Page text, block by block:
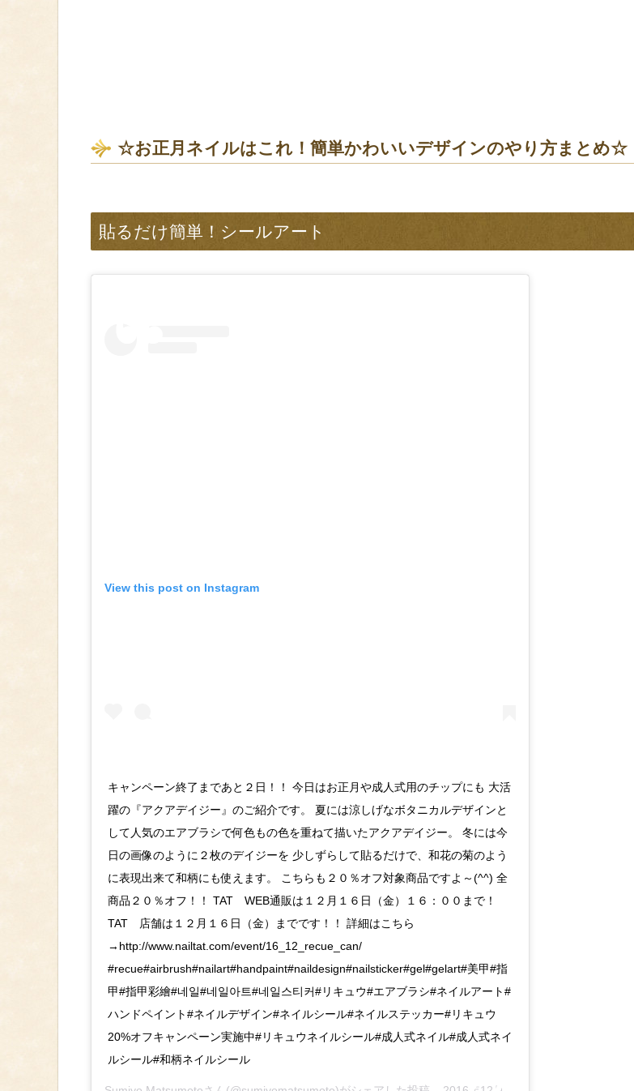
☆お正月ネイルはこれ！簡単かわいいデザインのやり方まとめ☆
貼るだけ簡単！シールアート
View this post on Instagram
キャンペーン終了まであと２日！！ 今日はお正月や成人式用のチップにも 大活
躍の『アクアデイジー』のご紹介です。 夏には涼しげなボタニカルデザインと
して人気のエアブラシで何色もの色を重ねて描いたアクアデイジー。 冬には今
日の画像のように２枚のデイジーを 少しずらして貼るだけで、和花の菊のよう
に表現出来て和柄にも使えます。 こちらも２０％オフ対象商品ですよ～(^^) 全
商品２０％オフ！！ TAT WEB通販は１２月１６日（金）１６：００まで！
TAT 店舗は１２月１６日（金）までです！！ 詳細はこちら
→http://www.nailtat.com/event/16_12_recue_can/
#recue#airbrush#nailart#handpaint#naildesign#nailsticker#gel#gelart#美甲#指
甲#指甲彩繪#네일#네일아트#네일스티커#リキュウ#エアブラシ#ネイルアート#
ハンドペイント#ネイルデザイン#ネイルシール#ネイルステッカー#リキュウ
20%オフキャンペーン実施中#リキュウネイルシール#成人式ネイル#成人式ネイ
ルシール#和柄ネイルシール